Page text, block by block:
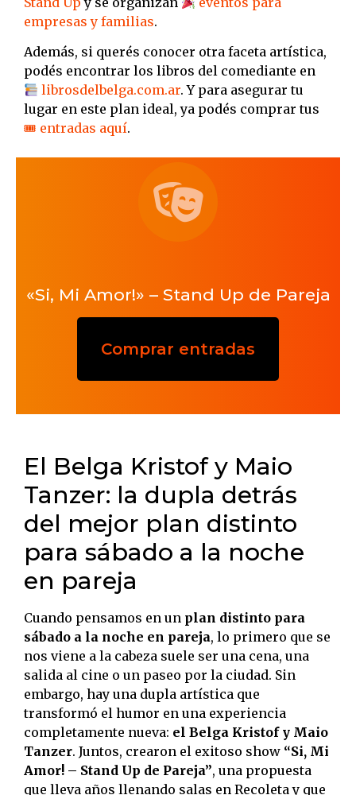
empresas y familias.
Además, si querés conocer otra faceta artística,
podés encontrar los libros del comediante en
librosdelbelga.com.ar. Y para asegurar tu
lugar en este plan ideal, ya podés comprar tus
🎟 entradas aquí.
«Si, Mi Amor!» – Stand Up de Pareja
Comprar entradas
El Belga Kristof y Maio
Tanzer: la dupla detrás
del mejor plan distinto
para sábado a la noche
en pareja
Cuando pensamos en un plan distinto para
sábado a la noche en pareja, lo primero que se
nos viene a la cabeza suele ser una cena, una
salida al cine o un paseo por la ciudad. Sin
embargo, hay una dupla artística que
transformó el humor en una experiencia
completamente nueva: el Belga Kristof y Maio
Tanzer. Juntos, crearon el exitoso show “Si, Mi
Amor! – Stand Up de Pareja”, una propuesta
que lleva años llenando salas en Recoleta y que